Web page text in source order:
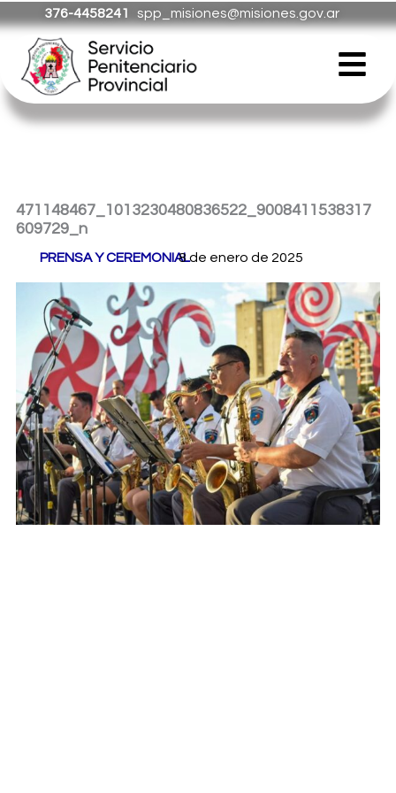
al
contenido
376-4458241 spp_misiones@misiones.gov.ar
471148467_1013230480836522_9008411538317
609729_n
PRENSA Y CEREMONIAL/
8 de enero de 2025